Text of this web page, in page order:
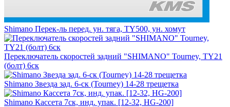
Shimano Перек-ль перед. ун. тяга, ТY500, ун. хомут
Переключатель скоростей задний "SHIMANO" Tourney, TY21
(болт) 6ск
Shimano Звезда зад. 6-ск (Tourney) 14-28 трещетка
Shimano Кассета 7ск, инд. упак. [12-32, HG-200]